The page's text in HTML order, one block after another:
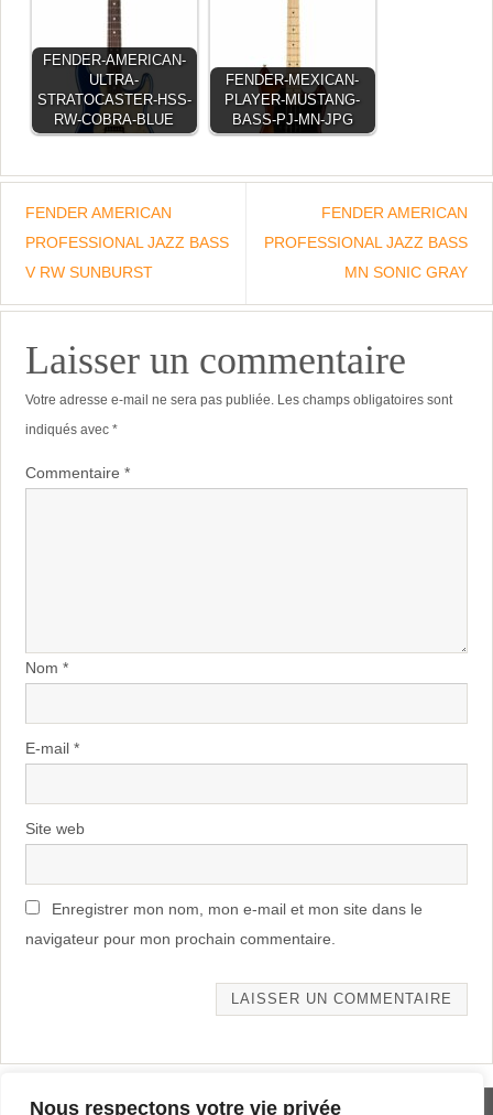
Nous respectons votre vie privée
FENDER-AMERICAN-
ULTRA-
STRATOCASTER-HSS-
RW-COBRA-BLUE
FENDER-MEXICAN-
PLAYER-MUSTANG-
BASS-PJ-MN-JPG
FENDER AMERICAN
PROFESSIONAL JAZZ BASS
V RW SUNBURST
FENDER AMERICAN
PROFESSIONAL JAZZ BASS
MN SONIC GRAY
Laisser un commentaire
Votre adresse e-mail ne sera pas publiée. Les champs obligatoires sont
indiqués avec *
Commentaire *
Nom *
E-mail *
Site web
Enregistrer mon nom, mon e-mail et mon site dans le
navigateur pour mon prochain commentaire.